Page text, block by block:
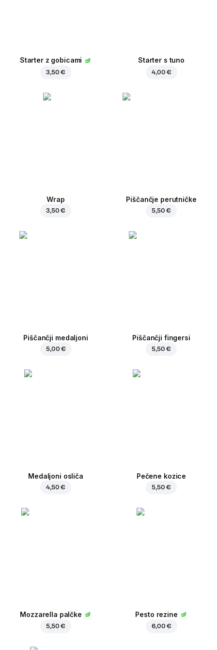
Starter z gobicami
3,50 €
Starter s tuno
4,00 €
Wrap
3,50 €
Piščančje perutničke
5,50 €
Piščančji medaljoni
5,00 €
Piščančji fingersi
5,50 €
Medaljoni osliča
4,50 €
Pečene kozice
5,50 €
Mozzarella palčke
5,50 €
Pesto rezine
6,00 €